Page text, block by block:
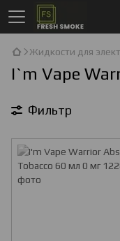
Жидкости для
I`m Vape
Фильтр